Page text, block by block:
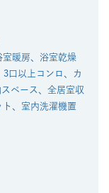
室暖房、浴室乾燥
口以上コンロ、カ
ペース、全居室収
、室内洗濯機置